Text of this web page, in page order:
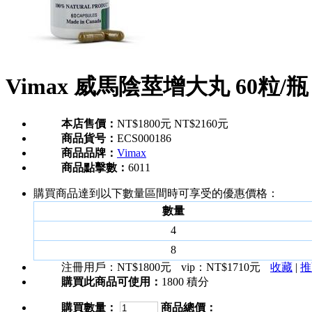
Vimax 威馬陰莖增大丸 60粒/瓶
本店售價： NT$1800元 NT$2160元
商品貨号： ECS000186
商品品牌： Vimax
商品點擊數： 6011
購買商品達到以下數量區間時可享受的優惠價格：
數量
4
8
注冊用戶： NT$1800元 vip： NT$1710元 收藏 |
購買此商品可使用： 1800 積分
購買數量： 商品總價：